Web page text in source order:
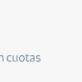
cuotas